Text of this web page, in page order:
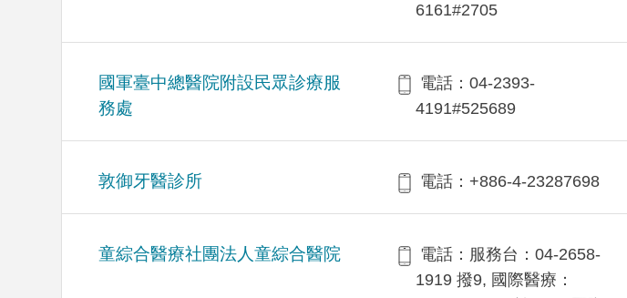
6161#2705
國軍臺中總醫院附設民眾診療服
務處
電話：04-2393-
4191#525689
敦御牙醫診所 電話：+886-4-23287698
童綜合醫療社團法人童綜合醫院
電話：服務台：04-2658-
1919 撥9, 國際醫療：